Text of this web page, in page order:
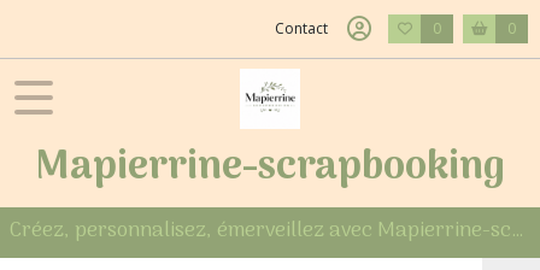
Contact 0 0
Mapierrine-scrapbooking
Créez, personnalisez, émerveillez avec Mapierrine-scrapbooking